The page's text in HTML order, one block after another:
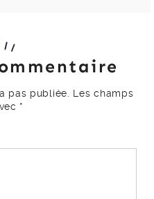
pas publiée.
Les champs
*